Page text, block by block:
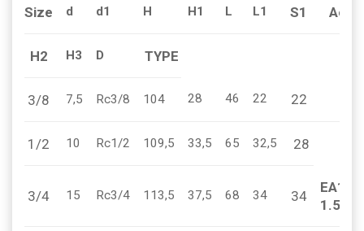
Size d d1 H H1 L L1 S1
H2 H3 D TYPE
3/8 7,5 Rc3/8 104 28 46 22 22
1/2 10 Rc1/2 109,5 33,5 65 32,5 28
3/4 15 Rc3/4 113,5 37,5 68 34 34
1.5